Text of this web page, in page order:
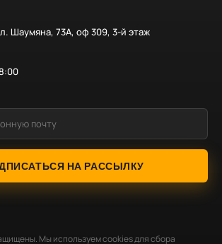
Шаумяна, 73А, оф 309, 3-й этаж
НА РАССЫЛКУ
Мы используем cookies для сбора